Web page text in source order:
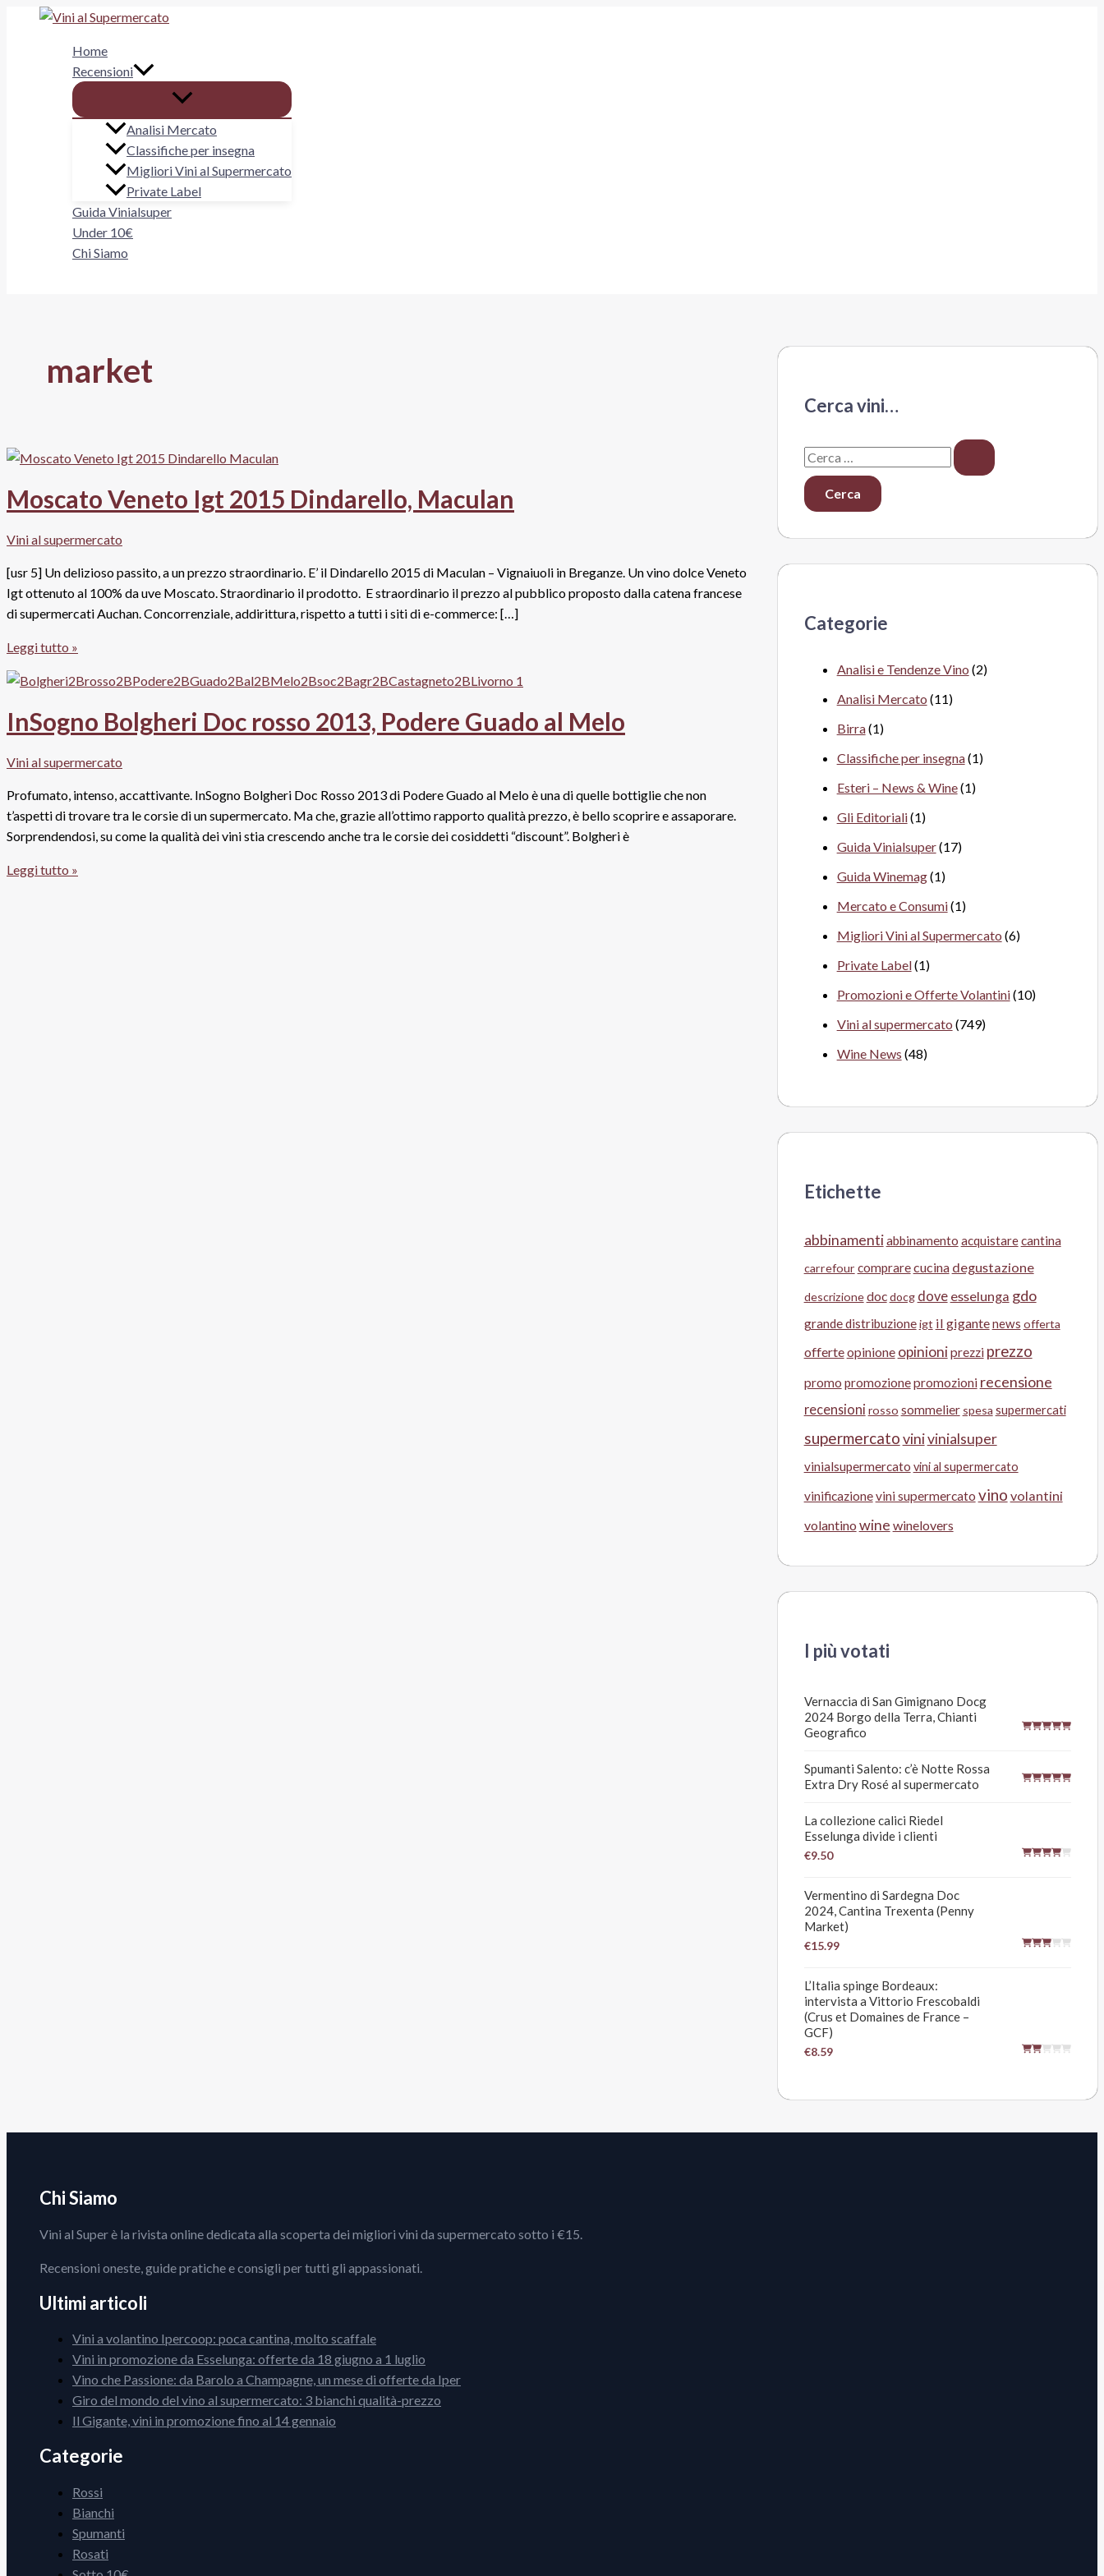
Home
Recensioni
Analisi Mercato
Classifiche per insegna
Migliori Vini al Supermercato
Private Label
Guida Vinialsuper
Under 10€
Chi Siamo
market
Moscato Veneto Igt 2015 Dindarello, Maculan
Vini al supermercato
[usr 5] Un delizioso passito, a un prezzo straordinario. E’ il Dindarello 2015 di Maculan – Vignaiuoli in Breganze. Un vino dolce Veneto
Igt ottenuto al 100% da uve Moscato. Straordinario il prodotto. E straordinario il prezzo al pubblico proposto dalla catena francese
di supermercati Auchan. Concorrenziale, addirittura, rispetto a tutti i siti di e-commerce: […]
Moscato
Veneto
Igt
Dindarello,
Leggi tutto »
InSogno Bolgheri Doc rosso 2013, Podere Guado al Melo
Vini al supermercato
Profumato, intenso, accattivante. InSogno Bolgheri Doc Rosso 2013 di Podere Guado al Melo è una di quelle bottiglie che non
t’aspetti di trovare tra le corsie di un supermercato. Ma che, grazie all’ottimo rapporto qualità prezzo, è bello scoprire e assaporare.
Sorprendendosi, su come la qualità dei vini stia crescendo anche tra le corsie dei cosiddetti “discount”. Bolgheri è
InSogno
Leggi tutto »
Cerca vini…
C
e
r
Categorie
Analisi e Tendenze Vino (2)
Analisi Mercato (11)
Birra(1)
Classifiche per insegna(1)
Esteri – News & Wine(1)
Gli Editoriali(1)
Guida Vinialsuper(17)
Guida Winemag(1)
Mercato e Consumi(1)
Migliori Vini al Supermercato (6)
Private Label(1)
Promozioni e Offerte Volantini(10)
Vini al supermercato (749)
Wine News (48)
Etichette
abbinamentiabbinamento acquistarecantina
carrefour comprarecucina degustazione
descrizionedocdocg dove esselunga gdo
grande distribuzioneigt il gigantenews offerta
offerteopinione opinioniprezzi prezzo
promo promozionepromozioni recensione
recensioni rosso sommelier spesa supermercati
supermercatovinivinialsuper
vinialsupermercato vini al supermercato
vinificazionevini supermercato vino volantini
volantino wine winelovers
I più votati
Vernaccia di San Gimignano Docg
2024 Borgo della Terra, Chianti
Geografico
Spumanti Salento: c’è Notte Rossa
Extra Dry Rosé al supermercato
La collezione calici Riedel
Esselunga divide i clienti
€9.50
Vermentino di Sardegna Doc
2024, Cantina Trexenta (Penny
Market)
€15.99
L’Italia spinge Bordeaux:
intervista a Vittorio Frescobaldi
(Crus et Domaines de France –
GCF)
€8.59
Chi Siamo
Vini al Super è la rivista online dedicata alla scoperta dei migliori vini da supermercato sotto i €15.
Recensioni oneste, guide pratiche e consigli per tutti gli appassionati.
Ultimi articoli
Vini a volantino Ipercoop: poca cantina, molto scaffale
Vini in promozione da Esselunga: offerte da 18 giugno a 1 luglio
Vino che Passione: da Barolo a Champagne, un mese di offerte da Iper
Giro del mondo del vino al supermercato: 3 bianchi qualità-prezzo
Il Gigante, vini in promozione fino al 14 gennaio
Categorie
Rossi
Bianchi
Spumanti
Rosati